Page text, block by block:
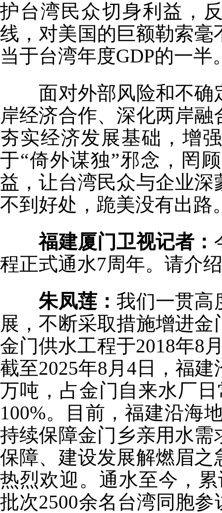
护台湾民众切身利益，
线，对美国的巨额勒索毫
当于台湾年度GDP的一
面对外部风险和不确
岸经济合作、深化两岸
夯实经济发展基础，增
于“倚外谋独”邪念，罔
益，让台湾民众与企业
不到好处，跪美没有出路
福建厦门卫视记者：
程正式通水7周年。请介
朱凤莲：我们一贯高
展，不断采取措施增进
金门供水工程于2018年8
截至2025年8月4日，福
万吨，占金门自来水厂
100%。目前，福建沿海
持续保障金门乡亲用水
保障、建设发展解燃眉
热烈欢迎。通水至今，
批次2500余名台湾同胞